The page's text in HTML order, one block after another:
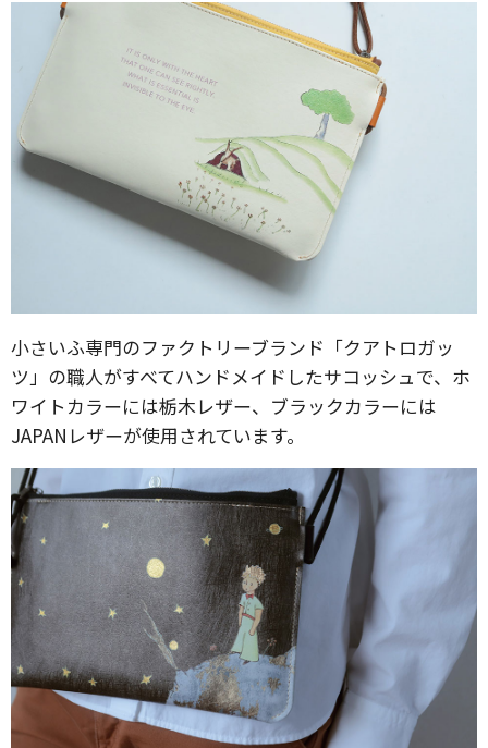
小さいふ専門のファクトリーブランド「クアトロガッ
ツ」の職人がすべてハンドメイドしたサコッシュで、ホ
ワイトカラーには栃木レザー、ブラックカラーには
JAPANレザーが使用されています。